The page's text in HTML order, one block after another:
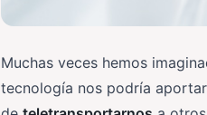
Muchas veces hemos
tecnología nos podría